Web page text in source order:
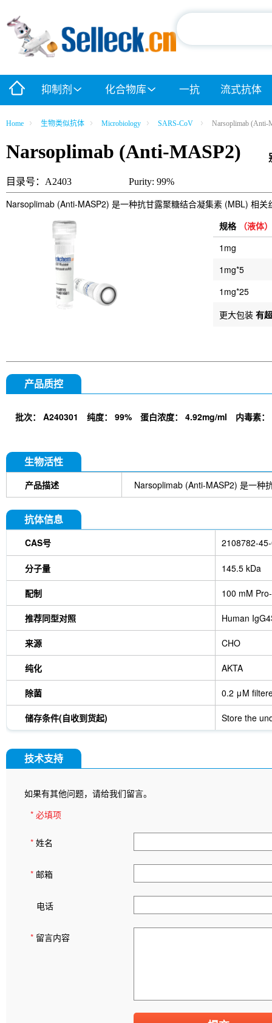
抑制剂 化合物库 一抗 流式抗体
Home 生物类似抗体 Microbiology SARS-CoV Narsoplimab (Anti-
Narsoplimab (Anti-MASP2)
目录号：A2403 Purity: 99%
Narsoplimab (Anti-MASP2) 是一种抗甘露聚糖结合凝集素 (MBL) 相
规格 （液体）
1mg
1mg*5
1mg*25
更大包装 有
产品质控
批次： A240301 纯度： 99% 蛋白浓度： 4.92mg/ml 内毒素：
生物活性
产品描述 Narsoplimab (Anti-MASP2) 是一种
抗体信息
CAS号 2108782-
分子量 145.5 kDa
配制 100 mM
推荐同型对照 Human
来源 CHO
纯化 AKTA
除菌 0.2 μM
储存条件(自收到货起) Store the
技术支持
如果有其他问题，请给我们留言。
* 必填项
* 姓名
* 邮箱
电话
* 留言内容